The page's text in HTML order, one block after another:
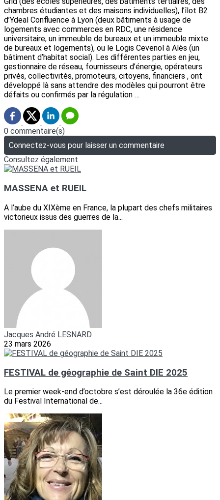
chambres étudiantes et des maisons individuelles), l’îlot B2
d’Ydeal Confluence à Lyon (deux bâtiments à usage de
logements avec commerces en RDC, une résidence
universitaire, un immeuble de bureaux et un immeuble mixte
de bureaux et logements), ou le Logis Cevenol à Alès (un
bâtiment d’habitat social). Les différentes parties en jeu,
gestionnaire de réseau, fournisseurs d’énergie, opérateurs
privés, collectivités, promoteurs, citoyens, financiers , ont
développé là sans attendre des modèles qui pourront être
défaits ou confirmés par la régulation …
0 commentaire(s)
Connectez-vous pour laisser un commentaire
Consultez également
MASSENA et RUEIL
A l’aube du XIXème en France, la plupart des chefs militaires
victorieux issus des guerres de la...
Jacques André LESNARD
23 mars 2026
FESTIVAL de géographie de Saint DIE 2025
Le premier week-end d’octobre s’est déroulée la 36e édition
du Festival International de...